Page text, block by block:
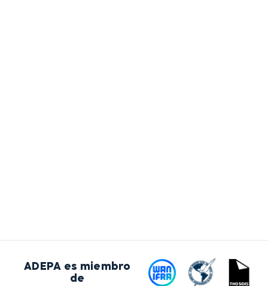
ADEPA es miembro
de